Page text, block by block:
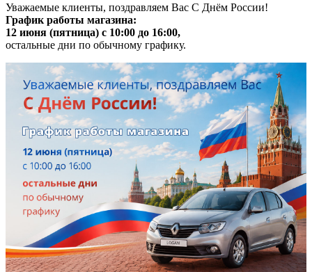
Уважаемые клиенты, поздравляем Вас С Днём России!
График работы магазина:
12 июня (пятница) с 10:00 до 16:00,
остальные дни по обычному графику.